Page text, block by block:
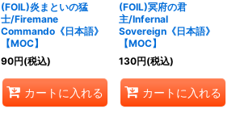
(FOIL)炎まといの猛
士/Firemane
Commando《日本語》
【MOC】
90円(税込)
カートに入れる
(FOIL)冥府の君
主/Infernal
Sovereign《日本語》
【MOC】
130円(税込)
カートに入れる